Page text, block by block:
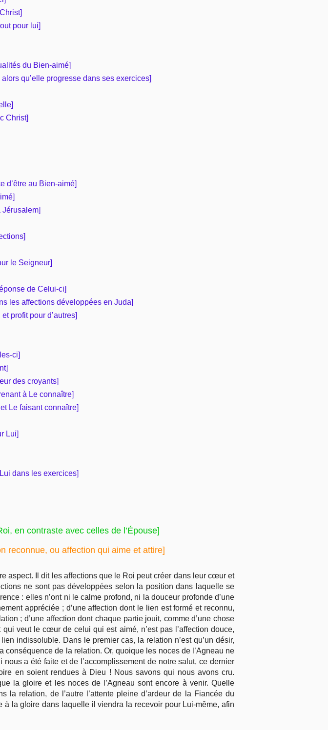
pour lui]
du Bien-aimé]
qu’elle progresse dans ses exercices]
Christ]
d’être au Bien-aimé]
le Seigneur]
de Celui-ci]
les affections développées en Juda]
profit pour d’autres]
ci]
des croyants]
à Le connaître]
Le faisant connaître]
Lui]
dans les exercices]
en contraste avec celles de l’Épouse]
reconnue, ou affection qui aime et attire]
aspect. Il dit les affections que le Roi peut créer dans leur cœur et
ne sont pas développées selon la position dans laquelle se
: elles n’ont ni le calme profond, ni la douceur profonde d’une
appréciée ; d’une affection dont le lien est formé et reconnu,
; d’une affection dont chaque partie jouit, comme d’une chose
veut le cœur de celui qui est aimé, n’est pas l’affection douce,
indissoluble. Dans le premier cas, la relation n’est qu’un désir,
de la relation. Or, quoique les noces de l’Agneau ne
a été faite et de l’accomplissement de notre salut, ce dernier
en soient rendues à Dieu ! Nous savons qui nous avons cru.
la gloire et les noces de l’Agneau sont encore à venir. Quelle
la relation, de l’autre l’attente pleine d’ardeur de la Fiancée du
à la gloire dans laquelle il viendra la recevoir pour Lui-même, afin